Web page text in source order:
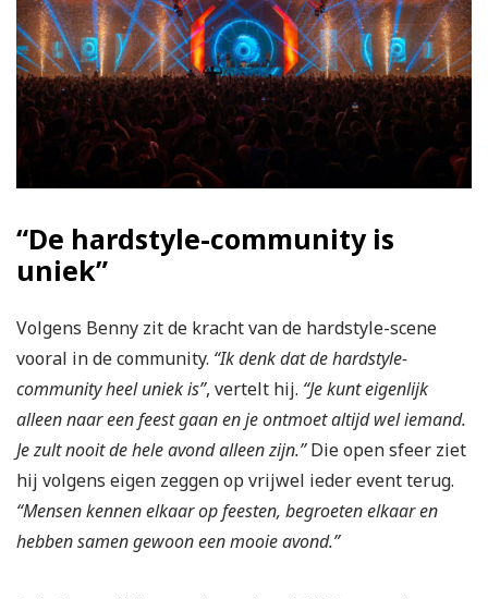
“De hardstyle-community is
uniek”
Volgens Benny zit de kracht van de hardstyle-scene
vooral in de community. “Ik denk dat de hardstyle-
community heel uniek is”, vertelt hij. “Je kunt eigenlijk
alleen naar een feest gaan en je ontmoet altijd wel iemand.
Je zult nooit de hele avond alleen zijn.”Die open sfeer ziet
hij volgens eigen zeggen op vrijwel ieder event terug.
“Mensen kennen elkaar op feesten, begroeten elkaar en
hebben samen gewoon een mooie avond.”